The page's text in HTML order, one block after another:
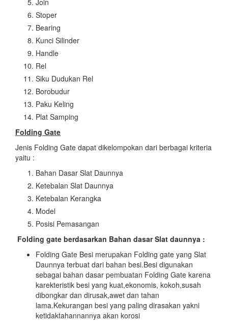
Join
Stoper
Bearing
Kunci Silinder
Handle
Rel
Siku Dudukan Rel
Borobudur
Paku Keling
Plat Samping
Folding Gate
Jenis Folding Gate dapat dikelompokan dari berbagai kriteria
yaitu :
Bahan Dasar Slat Daunnya
Ketebalan Slat Daunnya
Ketebalan Kerangka
Model
Posisi Pemasangan
Folding gate berdasarkan Bahan dasar Slat daunnya :
Folding Gate Besi merupakan Folding gate yang Slat
Daunnya terbuat dari bahan besi.Besi digunakan
sebagai bahan dasar pembuatan Folding Gate karena
karekteristik besi yang kuat,ekonomis, kokoh,susah
dibongkar dan dirusak,awet dan tahan
lama.Kekurangan besi yang paling dirasakan yakni
ketidaktahannannya akan korosi